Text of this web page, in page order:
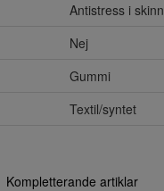
Antistress i skinn
Nej
Gummi
Textil/syntet
Kompletterande artiklar